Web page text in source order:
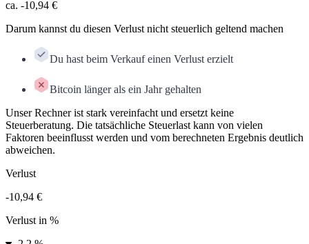
ca. -10,94 €
Darum kannst du diesen Verlust nicht steuerlich geltend machen
Du hast beim Verkauf einen Verlust erzielt
Bitcoin längerals ein Jahr gehalten
Unser Rechner ist stark vereinfacht und ersetzt keine
Steuerberatung. Die tatsächliche Steuerlast kann von vielen
Faktoren beeinflusst werden und vom berechneten Ergebnis deutlich
abweichen.
Verlust
-10,94 €
Verlust in %